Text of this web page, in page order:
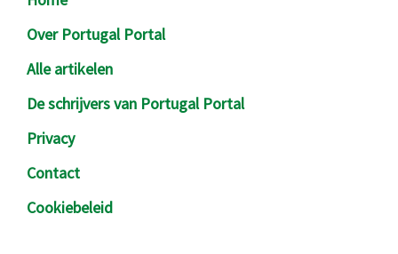
Over Portugal Portal
Alle artikelen
De schrijvers van Portugal Portal
Privacy
Contact
Cookiebeleid